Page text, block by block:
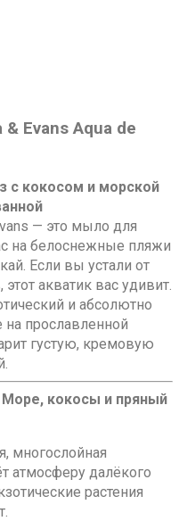
Evans Aqua de
с кокосом и морской
— это мыло для
на белоснежные пляжи
Если вы устали от
акватик вас удивит.
и абсолютно
прославленной
густую, кремовую
кокосы и пряный
многослойная
атмосферу далёкого
растения